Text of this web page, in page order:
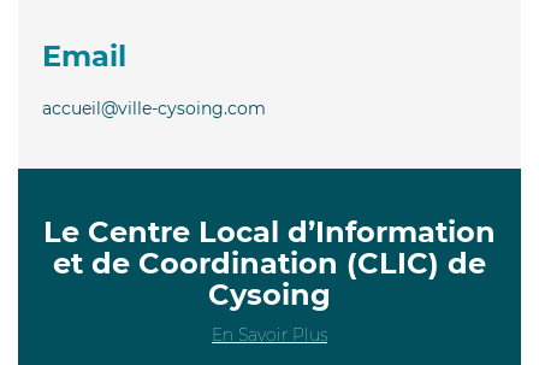
Email
accueil@ville-cysoing.com
Le Centre Local d’Information
et de Coordination (CLIC) de
Cysoing
En Savoir Plus